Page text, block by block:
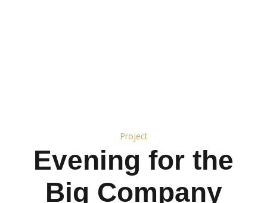
Project
Evening for the
Big Company